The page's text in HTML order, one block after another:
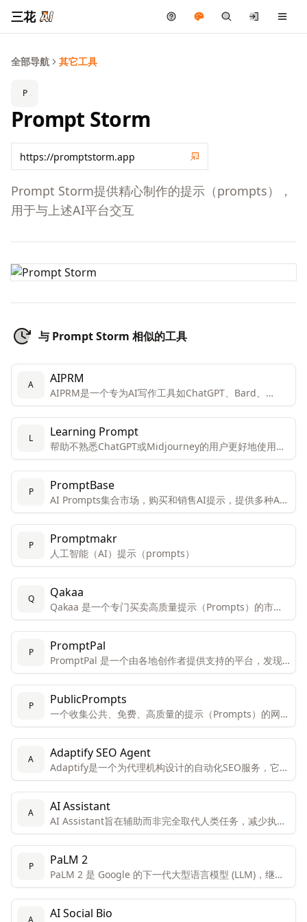
三花
全部导航 其它工具
P
Prompt Storm
Prompt Storm提供精心制作的提示（prompts），
用于与上述AI平台交互
与 Prompt Storm 相似的工具
A AIPRM
AIPRM是一个专为AI写作工具如ChatGPT、Bard、
Midjourney和DALL-E 2设计的提示（prompt）管理工
具和社区驱动的提示库。
L Learning Prompt
帮助不熟悉ChatGPT或Midjourney的用户更好地使用这
些工具。
P PromptBase
AI Prompts集合市场，购买和销售AI提示，提供多种AI
模型，包括Midjourney, DALL·E, Stable Diffusion, GPT
等。
P Promptmakr
人工智能（AI）提示（prompts）
Q Qakaa
Qakaa 是一个专门买卖高质量提示（Prompts）的市
场，这些提示适用于多种AI平台，如ChatGPT、
Midjourney、Stable Diffusion、Openjourney、
DALL-E等。
P PromptPal
PromptPal 是一个由各地创作者提供支持的平台，发现
最佳的人工智能提示（AI prompts）。
P PublicPrompts
一个收集公共、免费、高质量的提示（Prompts）的网
站。
A Adaptify SEO Agent
Adaptify是一个为代理机构设计的自动化SEO服务，它提
供策略、内容和链接建设的全面解决方案，旨在帮助用户
节省时间，提高SEO效率，并支持多种CMS平台。通过
自动化工具，Adaptify旨在减少手动工作量，同时提供高
质量的内容和链接建设服务。
A AI Assistant
AI Assistant旨在辅助而非完全取代人类任务，减少执行
某些任务所需的时间。当前AI能够分析多个文本并生成模
型表格、SQL脚本和UML图，产品仍在开发中以理解和分
析更多文本。
P PaLM 2
PaLM 2 是 Google 的下一代大型语言模型 (LLM)，继承
了 Google 在机器学习和负责任的 AI 研究方面的传统。
A AI Social Bio